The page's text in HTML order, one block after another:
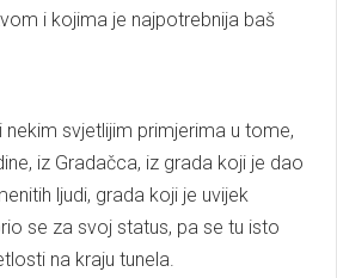
i kojima je najpotrebnija baš
nekim svjetlijim primjerima u tome,
iz Gradačca, iz grada koji je dao
ljudi, grada koji je uvijek
se za svoj status, pa se tu isto
na kraju tunela.